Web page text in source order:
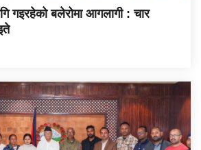
गइरहेको बलेरोमा आगलागी : चार